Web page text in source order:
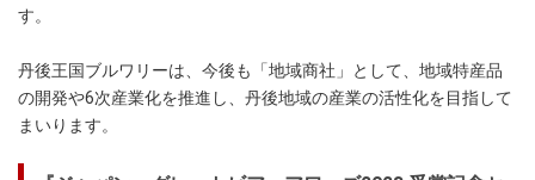
す。
丹後王国ブルワリーは、今後も「地域商社」として、地域特産品
の開発や6次産業化を推進し、丹後地域の産業の活性化を目指して
まいります。